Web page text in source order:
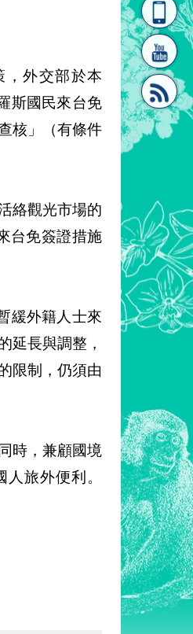
外交部於本
斯國民來台免
核」（有條件
絡觀光市場的
台免簽證措施
緩外籍人士來
延長與調整，
限制，仍須由
時，兼顧國境
旅外便利。